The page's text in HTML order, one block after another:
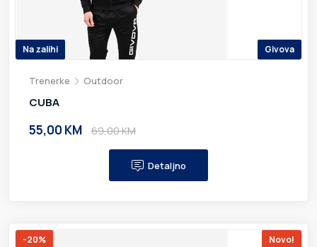
Na zalihi Givova
Trenerke Outdoor
CUBA
55,00 KM 69,00 KM
Detaljno
-20% Novo!